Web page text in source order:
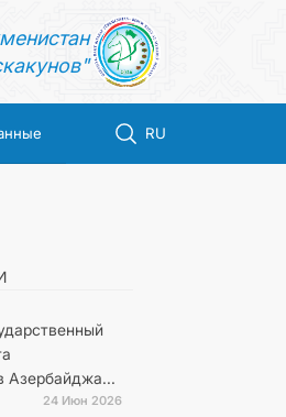
RU
Азербайджа...
24 Июн 2026